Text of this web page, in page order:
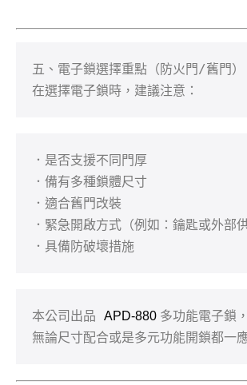
五、電子鎖選擇重點（防火門/舊門）
在選擇電子鎖時，建議注意：
．是否支援不同門厚
．備有多種鎖體尺寸
．適合舊門改裝
．緊急開啟方式（例如：鑰匙或外部供
．具備防破壞措施
本公司出品 APD-880 多功能電子鎖
無論尺寸配合或是多元功能開鎖都一